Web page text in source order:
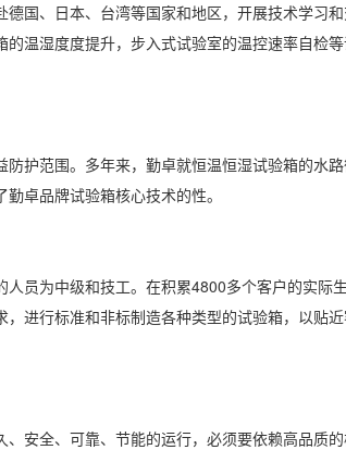
国、日本、台湾等国家和地区，开展技术学习
的温湿度度提升，步入式试验室的温控速率自检
护范围。多年来，勤卓就恒温恒湿试验箱的水
卓品牌试验箱核心技术的性。
员为中级和技工。在积累4800多个客户的实际
进行标准和非标制造各种类型的试验箱，以贴
安全、可靠、节能的运行，必须要依赖高品质